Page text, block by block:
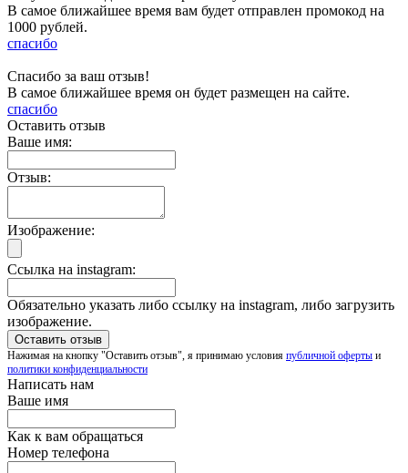
В самое ближайшее время вам будет отправлен промокод на
1000 рублей.
спасибо
Спасибо за ваш отзыв!
В самое ближайшее время он будет размещен на сайте.
спасибо
Оставить отзыв
Ваше имя:
Отзыв:
Изображение:
Ссылка на instagram:
Обязательно указать либо ссылку на instagram, либо загрузить
изображение.
Нажимая на кнопку "Оставить отзыв", я принимаю условия публичной оферты и
политики конфиденциальности
Написать нам
Ваше имя
Как к вам обращаться
Номер телефона